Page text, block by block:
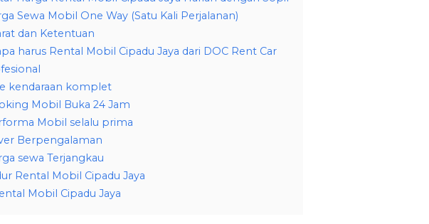
Sewa Mobil One Way (Satu Kali Perjalanan)
dan Ketentuan
harus Rental Mobil Cipadu Jaya dari DOC Rent Car
kendaraan komplet
Mobil Buka 24 Jam
Mobil selalu prima
Berpengalaman
sewa Terjangkau
Rental Mobil Cipadu Jaya
Mobil Cipadu Jaya